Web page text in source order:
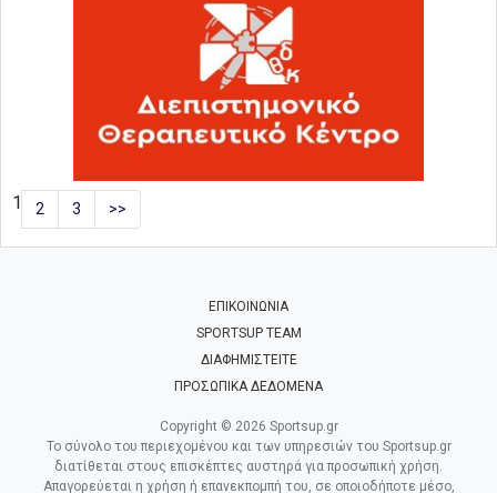
1 2 3 >>
ΕΠΙΚΟΙΝΩΝΙΑ
SPORTSUP TEAM
ΔΙΑΦΗΜΙΣΤΕΙΤΕ
ΠΡΟΣΩΠΙΚΑ ΔΕΔΟΜΕΝΑ
Copyright © 2026 Sportsup.gr
Το σύνολο του περιεχομένου και των υπηρεσιών του Sportsup.gr
διατίθεται στους επισκέπτες αυστηρά για προσωπική χρήση.
Απαγορεύεται η χρήση ή επανεκπομπή του, σε οποιοδήποτε μέσο,